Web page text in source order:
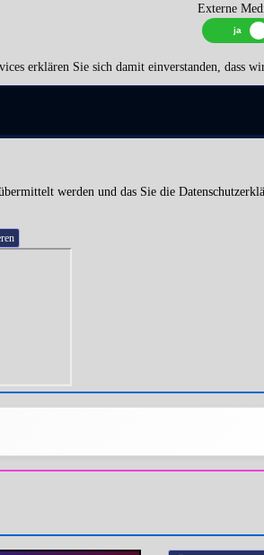
Externe
erklären Sie sich damit einverstanden, dass
werden und das Sie die